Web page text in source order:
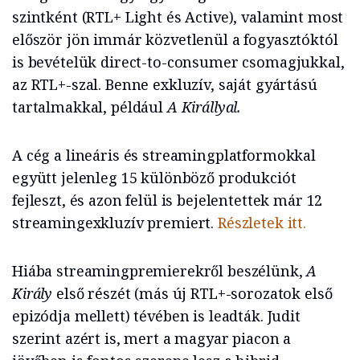
szintként (RTL+ Light és Active), valamint most
először jön immár közvetlenül a fogyasztóktól
is bevételük direct-to-consumer csomagjukkal,
az RTL+-szal. Benne exkluzív, saját gyártású
tartalmakkal, példáulA Királlyal.
A cég a lineáris és streamingplatformokkal
együtt jelenleg 15 különböző produkciót
fejleszt, és azon felül is bejelentettek már 12
streamingexkluzív premiert. Részletek itt.
Hiába streamingpremierekről beszélünk,A
Király első részét (más új RTL+-sorozatok első
epizódja mellett) tévében is leadták. Judit
szerint azért is, mert a magyar piacon a